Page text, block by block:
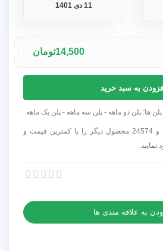
11 دی 1401
14,500تومان
به سبد خرید
ها: پلن دو ماهه - پلن سه ماهه - پلن یک ماهه
و
نمایید.
به علاقه مندی ها